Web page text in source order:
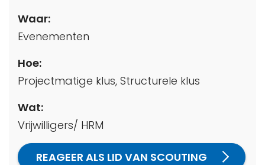
Waar:
Evenementen
Hoe:
Projectmatige klus, Structurele klus
Wat:
Vrijwilligers/ HRM
REAGEER ALS LID VAN SCOUTING